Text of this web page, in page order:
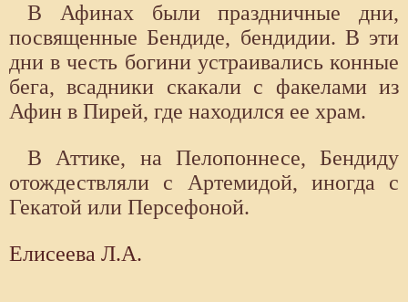
В Афинах были праздничные дни,
посвященные Бендиде, бендидии. В эти
дни в честь богини устраивались конные
бега, всадники скакали с факелами из
Афин в Пирей, где находился ее храм.
В Аттике, на Пелопоннесе, Бендиду
отождествляли с Артемидой, иногда с
Гекатой или Персефоной.
Елисеева Л.А.